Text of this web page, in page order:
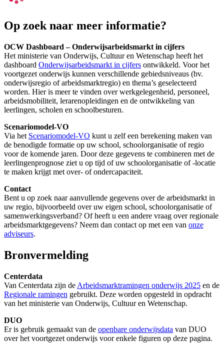
Op zoek naar meer informatie?
OCW Dashboard – Onderwijsarbeidsmarkt in cijfers
Het ministerie van Onderwijs, Cultuur en Wetenschap heeft het
dashboard Onderwijsarbeidsmarkt in cijfers ontwikkeld. Voor het
voortgezet onderwijs kunnen verschillende gebiedsniveaus (bv.
onderwijsregio of arbeidsmarktregio) en thema’s geselecteerd
worden. Hier is meer te vinden over werkgelegenheid, personeel,
arbeidsmobiliteit, lerarenopleidingen en de ontwikkeling van
leerlingen, scholen en schoolbesturen.
Scenariomodel-VO
Via het Scenariomodel-VO kunt u zelf een berekening maken van
de benodigde formatie op uw school, schoolorganisatie of regio
voor de komende jaren. Door deze gegevens te combineren met de
leerlingenprognose ziet u op tijd of uw schoolorganisatie of -locatie
te maken krijgt met over- of ondercapaciteit.
Contact
Bent u op zoek naar aanvullende gegevens over de arbeidsmarkt in
uw regio, bijvoorbeeld over uw eigen school, schoolorganisatie of
samenwerkingsverband? Of heeft u een andere vraag over regionale
arbeidsmarktgegevens? Neem dan contact op met een van onze
adviseurs.
Bronvermelding
Centerdata
Van Centerdata zijn de Arbeidsmarktramingen onderwijs 2025 en de
Regionale ramingen gebruikt. Deze worden opgesteld in opdracht
van het ministerie van Onderwijs, Cultuur en Wetenschap.
DUO
Er is gebruik gemaakt van de openbare onderwijsdata van DUO
over het voortgezet onderwijs voor enkele figuren op deze pagina.